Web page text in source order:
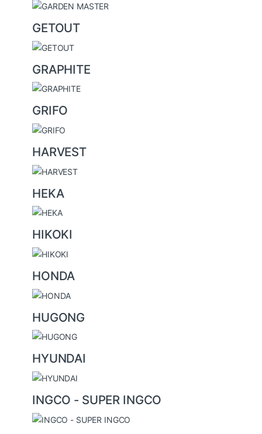
GETOUT
GRAPHITE
GRIFO
HARVEST
HEKA
HIKOKI
HONDA
HUGONG
HYUNDAI
INGCO - SUPER INGCO